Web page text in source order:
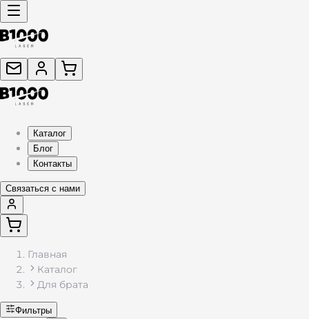
Каталог
Блог
Контакты
Связаться с нами
Главная
Каталог
Для брата
Фильтры